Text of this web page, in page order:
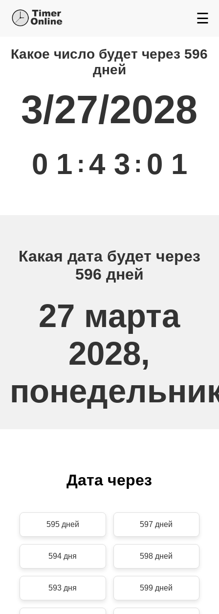
☰
Какой день будет через
Какое число будет через 596
дней
3/27/2028
0 1 : 4 3 : 0 1
Какая дата будет через
596 дней
27 марта
2028,
Дата через
595 дней 597 дней
594 дня 598 дней
593 дня 599 дней